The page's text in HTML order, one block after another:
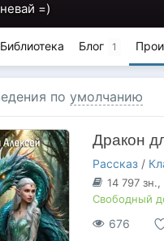
=)
Библиотека Блог 1
по умолчанию
Дракон
Рассказ /
14 797 зн.,
Свободный
676